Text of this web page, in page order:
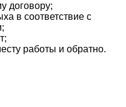
договору;
в соответствие с
работы и обратно.